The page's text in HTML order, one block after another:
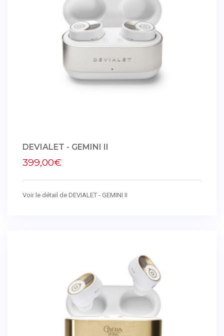
DEVIALET - GEMINI II
399,00€
Voir le détail de DEVIALET - GEMINI II